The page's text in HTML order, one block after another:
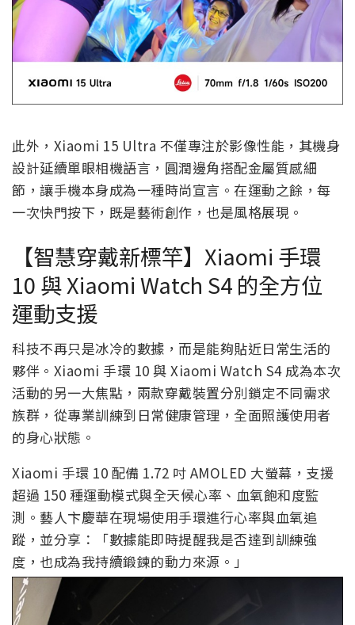
此外，Xiaomi 15 Ultra 不僅專注於影像性能，其機身
設計延續單眼相機語言，圓潤邊角搭配金屬質感細
節，讓手機本身成為一種時尚宣言。在運動之餘，每
一次快門按下，既是藝術創作，也是風格展現。
【智慧穿戴新標竿】Xiaomi 手環
10 與 Xiaomi Watch S4 的全方位
運動支援
科技不再只是冰冷的數據，而是能夠貼近日常生活的
夥伴。Xiaomi 手環 10 與 Xiaomi Watch S4 成為本次
活動的另一大焦點，兩款穿戴裝置分別鎖定不同需求
族群，從專業訓練到日常健康管理，全面照護使用者
的身心狀態。
Xiaomi 手環 10 配備 1.72 吋 AMOLED 大螢幕，支援
超過 150 種運動模式與全天候心率、血氧飽和度監
測。藝人卞慶華在現場使用手環進行心率與血氧追
蹤，並分享：「數據能即時提醒我是否達到訓練強
度，也成為我持續鍛鍊的動力來源。」